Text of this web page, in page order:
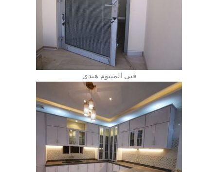
فني المنيوم هندي